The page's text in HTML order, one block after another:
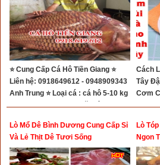
⭐ Cung Cấp Cá Hô Tiền Giang ⭐
Liên hệ: 0918649612 - 0948909343
Anh Trung ⭐ Loại cá : cá hô 5-10 kg
/ con, 10-20kg/ con, hoặc lớn hơn....
Cách
Tây
Cơm
Lò Mổ Dê Bình Dương Cung Cấp Sỉ
Và Lẻ Thịt Dê Tươi Sống
Lò
Ngon